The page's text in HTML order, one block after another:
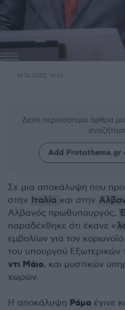
10.10.2022, 10:51
Δείτε περισσότερα άρθρα
Add Protothema.gr
Σε μια αποκάλυψη που
στην Ιταλία και στην
Αλβανός πρωθυπουργός,
παραδέχθηκε ότι έκανε «
εμβολίων για τον
του υπουργού Εξωτερικών
ντι Μάιο, και μυστικών
χωρών.
Η αποκάλυψη Ράμα έγινε